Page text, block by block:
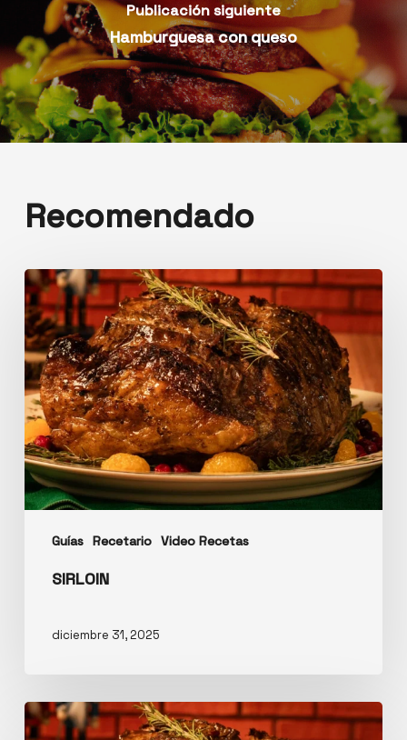
Publicación siguiente
Hamburguesa con queso
Recomendado
Guías Recetario Video Recetas
SIRLOIN
diciembre 31, 2025